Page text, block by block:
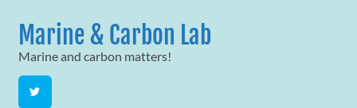
contentMarine & Carbon Lab
Marine and carbon matters!